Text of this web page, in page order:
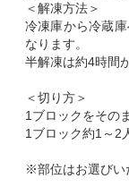
＜解凍方法＞
冷凍庫から冷蔵
なります。
半解凍は約4時間
＜切り方＞
1ブロックをその
1ブロック約1～2
※部位はお選びい